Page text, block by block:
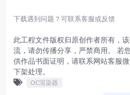
下载遇到问题？可联系客服或反馈
此工程文件版权归原创作者所有，
流，请勿传播分享，严禁商用。 若
供作品书面证明，请联系网站客服
下架处理。
OC渲染器